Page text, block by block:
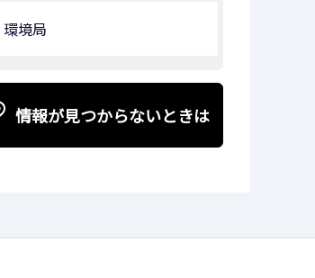
環境局
情報が見つからないときは